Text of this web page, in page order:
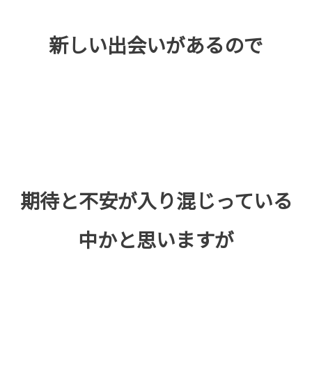
新しい出会いがあるので
期待と不安が入り混じっている
中かと思いますが